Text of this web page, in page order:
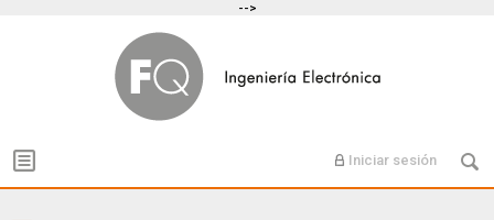
-->
Iniciar sesión